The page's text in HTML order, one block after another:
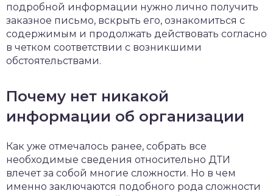
подробной информации нужно лично получить
заказное письмо, вскрыть его, ознакомиться с
содержимым и продолжать действовать согласно
в четком соответствии с возникшими
обстоятельствами.
Почему нет никакой
информации об организации
Как уже отмечалось ранее, собрать все
необходимые сведения относительно ДТИ
влечет за собой многие сложности. Но в чем
именно заключаются подобного рода сложности